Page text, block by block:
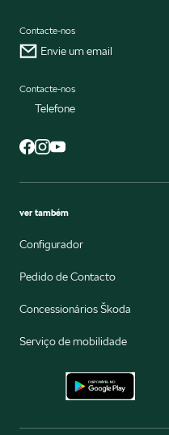
Contacte-nos
Envie um email
Contacte-nos
Telefone
ver também
Configurador
Pedido de Contacto
Concessionários Škoda
Serviço de mobilidade